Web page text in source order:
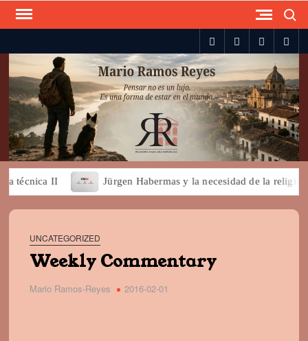
Skip
spotifytwitterfacebook
técnica II Jürgen Habermas y la necesidad de la religión
UNCATEGORIZED
Weekly Commentary
Mario Ramos-Reyes 2016-02-01